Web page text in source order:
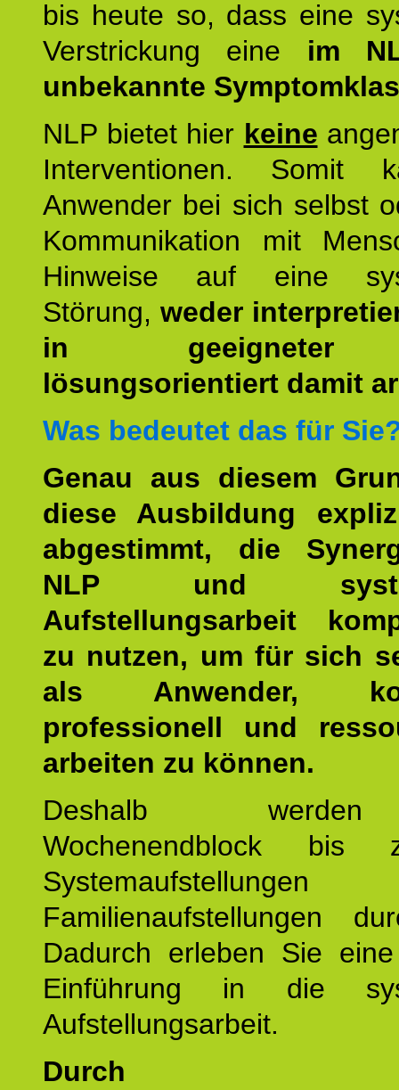
bis heute so, dass eine
Verstrickung eine im
unbekannte
NLP bietet hier keine
Interventionen. Somit
Anwender bei sich selbst
Kommunikation mit
Hinweise auf eine
Störung, weder
in geeigneter
lösungsorientiert damit
Was bedeutet das für
Genau aus diesem
diese Ausbildung
abgestimmt, die
NLP und
Aufstellungsarbeit
zu nutzen, um für sich
als Anwender,
professionell und
arbeiten zu können.
Deshalb
Wochenendblock bis
Familienaufstellungen
Dadurch erleben Sie
Einführung in die
Aufstellungsarbeit.
Durch